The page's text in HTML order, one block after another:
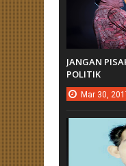
JANGAN
POLITIK
Mar 30,